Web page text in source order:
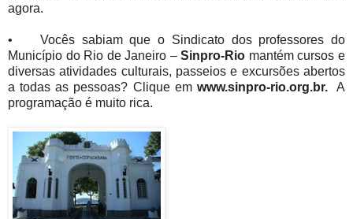
agora.
• Vocês sabiam que o Sindicato dos professores do
Município do Rio de Janeiro –Sinpro-Rio mantém cursos e
diversas atividades culturais, passeios e excursões abertos
a todas as pessoas? Clique em www.sinpro-rio.org.br.A
programação é muito rica.